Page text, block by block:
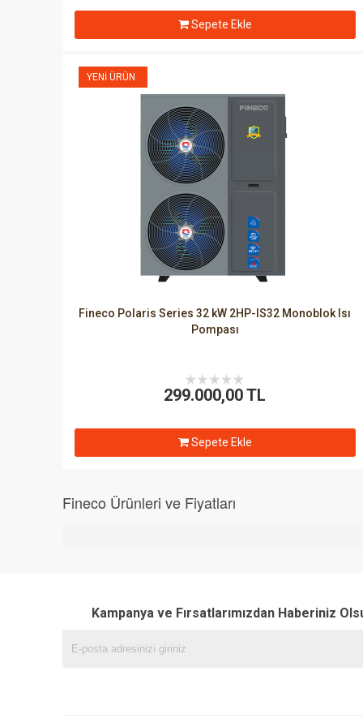
Sepete Ekle
Fineco Polaris Series 32 kW 2HP-IS32 Monoblok Isı
Pompası
YENI ÜRÜN
299.000,00 TL
Sepete Ekle
Fineco Ürünleri ve Fiyatları
Kampanya ve Fırsatlarımızdan Haberiniz